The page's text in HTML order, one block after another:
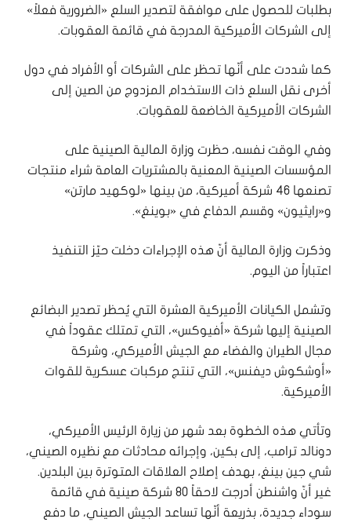
بطلبات للحصول على موافقة لتصدير السلع «الضرورية فعلاً»
إلى الشركات الأميركية المدرجة في قائمة العقوبات.
كما شددت على أنّها تحظر على الشركات أو الأفراد في دول
أخرى نقل السلع ذات الاستخدام المزدوج من الصين إلى
الشركات الأميركية الخاضعة للعقوبات.
وفي الوقت نفسه، حظرت وزارة المالية الصينية على
المؤسسات الصينية المعنية بالمشتريات العامة شراء منتجات
تصنعها 46 شركة أميركية، من بينها «لوكهيد مارتن»
و«رايثيون» وقسم الدفاع في «بوينغ».
وذكرت وزارة المالية أنّ هذه الإجراءات دخلت حيّز التنفيذ
اعتباراً من اليوم.
وتشمل الكيانات الأميركية العشرة التي يُحظر تصدير البضائع
الصينية إليها شركة «أفيوكس»، التي تمتلك عقوداً في
مجال الطيران والفضاء مع الجيش الأميركي، وشركة
«أوشكوش ديفنس»، التي تنتج مركبات عسكرية للقوات
الأميركية.
وتأتي هذه الخطوة بعد شهر من زيارة الرئيس الأميركي،
دونالد ترامب، إلى بكين، وإجرائه محادثات مع نظيره الصيني،
شي جين بينغ، بهدف إصلاح العلاقات المتوترة بين البلدين.
غير أنّ واشنطن أدرجت لاحقاً 80 شركة صينية في قائمة
سوداء جديدة، بذريعة أنّها تساعد الجيش الصيني، ما دفع